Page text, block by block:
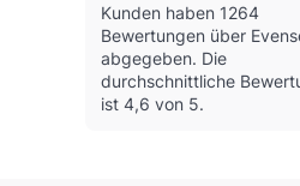
Kunden haben 1264
Bewertungen über
abgegeben. Die
durchschnittliche
ist 4,6 von 5.